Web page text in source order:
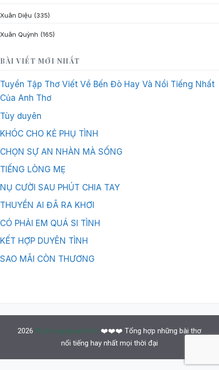
Xuân Diệu (335)
Xuân Quỳnh (165)
BÀI VIẾT MỚI NHẤT
Tuyển Tập Thơ Viết Về Bến Đò Hay Và Nổi Tiếng Nhất
Của Anh Thơ
Tùy duyên
KHÓC CHO KẺ PHỤ TÌNH
CHỌN SỰ AN NHÀN MÀ SỐNG
TIẾNG LÒNG MẸ
NỤ CƯỜI SAU PHÚT CHIA TAY
THUYỀN AI ĐÃ RA KHƠI
CÓ PHẢI EM QUÁ SI TÌNH
KẾT HỢP DUYÊN TÌNH
SAO MÃI CÒN THƯƠNG
2026 © phongnguyet.info ❤️❤️❤️ Tổng hợp những bài thơ
nổi tiếng hay nhất mọi thời đại